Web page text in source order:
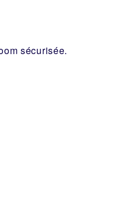
sécurisée.